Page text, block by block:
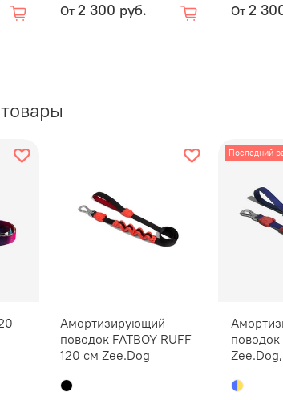
От 2 300 руб. От 2
Амортизирующий
поводок FATBOY RUFF
120 см Zee.Dog
Последний
поводок